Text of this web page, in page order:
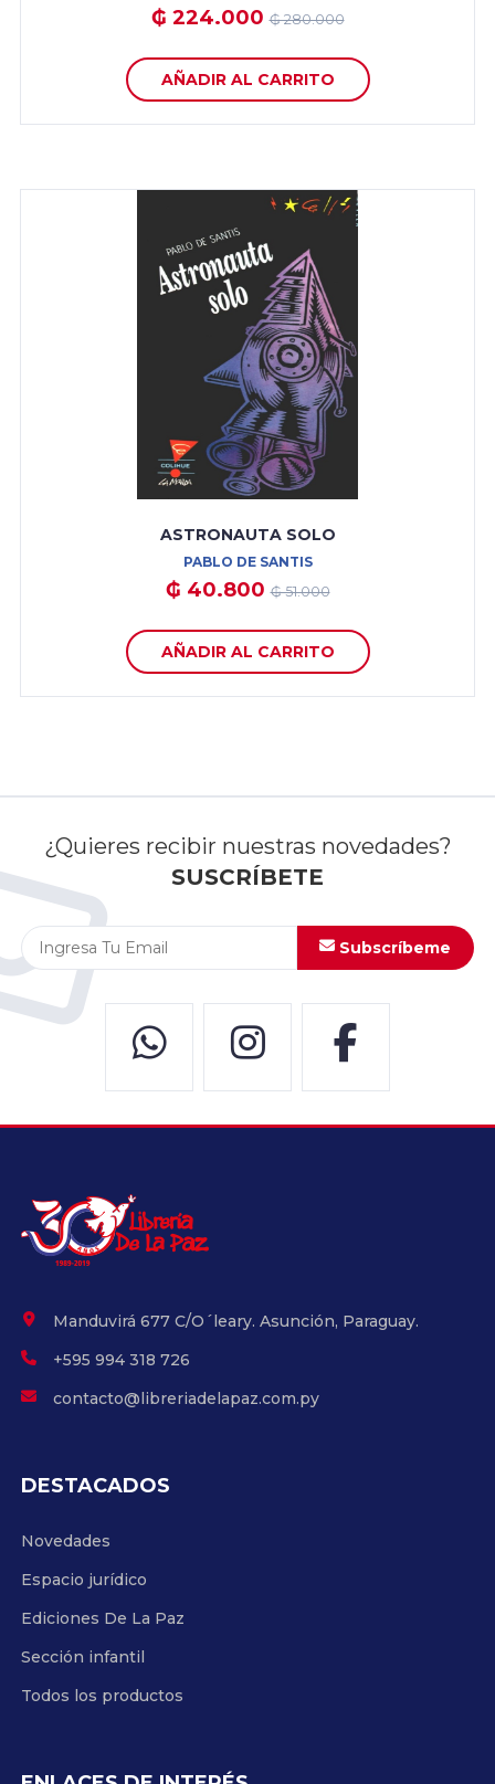
₲ 224.000₲ 280.000
AÑADIR AL CARRITO
ASTRONAUTA SOLO
PABLO DE SANTIS
₲ 40.800₲ 51.000
AÑADIR AL CARRITO
¿Quieres recibir nuestras novedades?
SUSCRÍBETE
Subscríbeme
Manduvirá 677 C/O´leary. Asunción, Paraguay.
+595 994 318 726
contacto@libreriadelapaz.com.py
DESTACADOS
Novedades
Espacio jurídico
Ediciones De La Paz
Sección infantil
Todos los productos